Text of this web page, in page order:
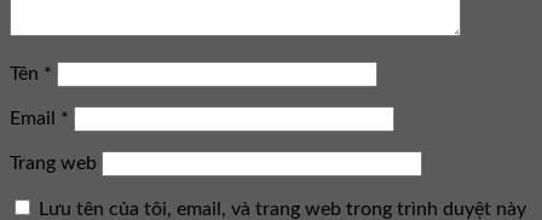
Tên *
Email *
Trang web
Lưu tên của tôi, email, và trang web trong trình duyệt này